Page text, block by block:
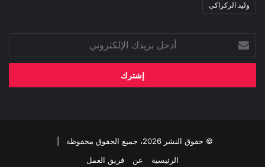
وليد الركراكي
أدخل
بريدك
الإلكتروني
© حقوق النشر 2026، جميع الحقوق محفوظة |
الرئيسية
عن فريق العمل